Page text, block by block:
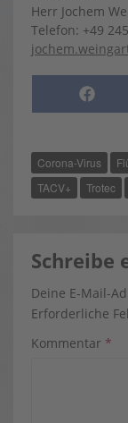
Herr Jochem
Telefon: +49
SHARE
F
A
O
O
K
Corona-Virus
TACV+
Trotec
Schreibe
Deine E-Mail-
Erforderliche
Kommentar *